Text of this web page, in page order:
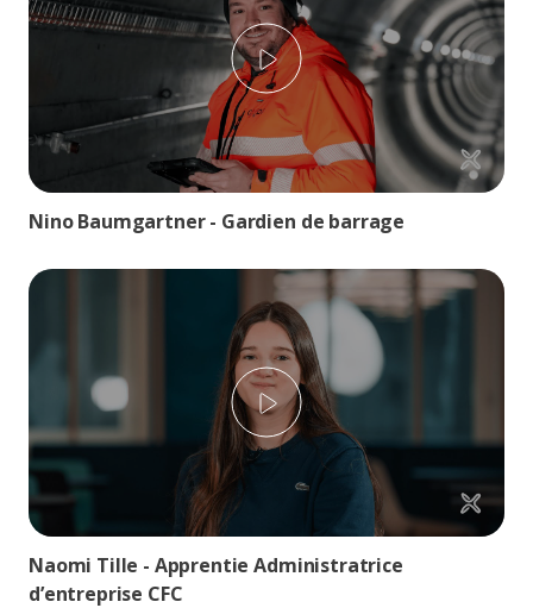
Play
Nino Baumgartner - Gardien de barrage
Play
Naomi Tille - Apprentie Administratrice
d’entreprise CFC